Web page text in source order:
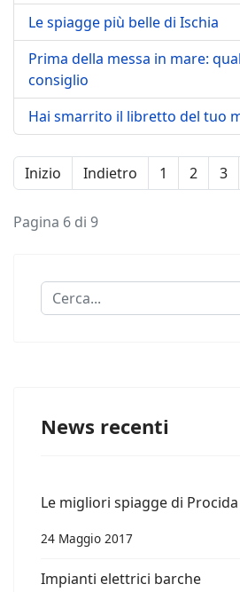
Le spiagge più belle di Ischia
Prima della messa in mare:
consiglio
Hai smarrito il libretto del tuo
Inizio Indietro 1 2 3
Pagina 6 di 9
Cerca...
News recenti
Le migliori spiagge di Procida
24 Maggio 2017
Impianti elettrici barche